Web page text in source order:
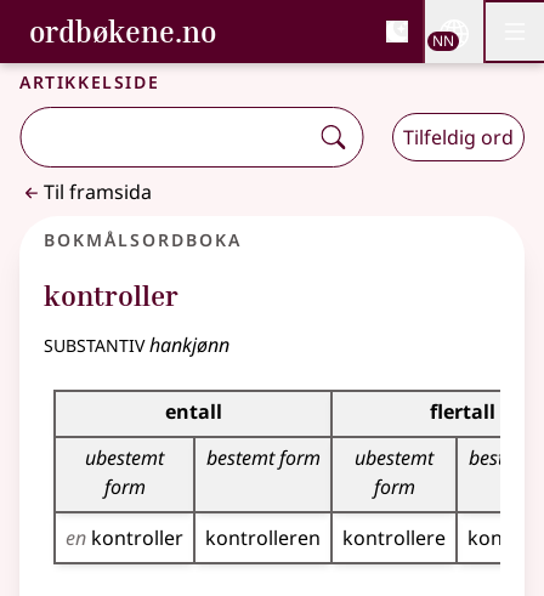
Gå til hovudinnhald
Tilgjenge
ordbøkene.no, Bokmålsordboka og
Bokmålsordboka og Nynorskordboka
NN
Artikkelside
Tilfeldig ord
Til framsida
Bokmålsordboka
kontroller
substantivhankjønn
Bøyingstabell for dette substantivet
entall
flertall
ubestemt
form
bestemt form
ubestemt
form
bestemt
en kontroller kontrolleren kontrollere